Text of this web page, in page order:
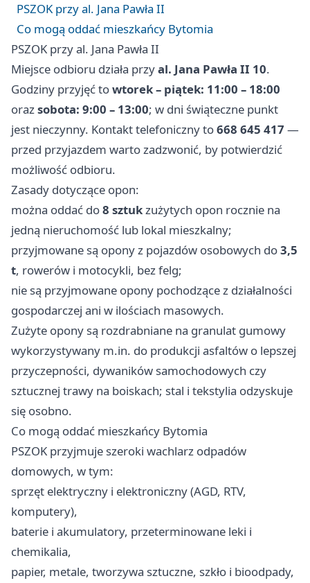
PSZOK przy al. Jana Pawła II
Co mogą oddać mieszkańcy Bytomia
PSZOK przy al. Jana Pawła II
Miejsce odbioru działa przyal. Jana Pawła II 10.
Godziny przyjęć towtorek – piątek: 11:00 – 18:00
orazsobota: 9:00 – 13:00; w dni świąteczne punkt
jest nieczynny. Kontakt telefoniczny to668 645 417 —
przed przyjazdem warto zadzwonić, by potwierdzić
możliwość odbioru.
Zasady dotyczące opon:
można oddać do8 sztukzużytych opon rocznie na
jedną nieruchomość lub lokal mieszkalny;
przyjmowane są opony z pojazdów osobowych do3,5
t, rowerów i motocykli, bez felg;
nie są przyjmowane opony pochodzące z działalności
gospodarczej ani w ilościach masowych.
Zużyte opony są rozdrabniane na granulat gumowy
wykorzystywany m.in. do produkcji asfaltów o lepszej
przyczepności, dywaników samochodowych czy
sztucznej trawy na boiskach; stal i tekstylia odzyskuje
się osobno.
Co mogą oddać mieszkańcy Bytomia
PSZOK przyjmuje szeroki wachlarz odpadów
domowych, w tym:
sprzęt elektryczny i elektroniczny (AGD, RTV,
komputery),
baterie i akumulatory, przeterminowane leki i
chemikalia,
papier, metale, tworzywa sztuczne, szkło i bioodpady,